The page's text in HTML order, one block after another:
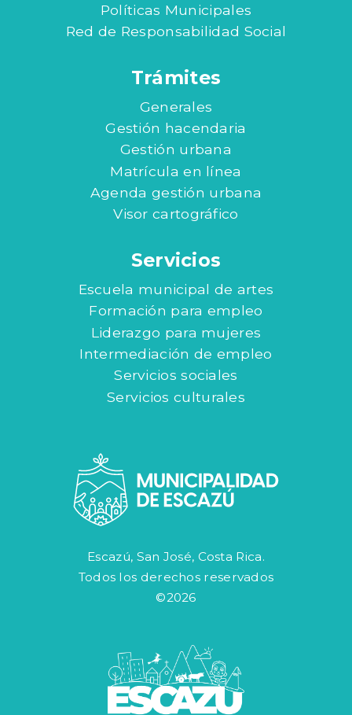
Políticas Municipales
Red de Responsabilidad Social
Trámites
Generales
Gestión hacendaria
Gestión urbana
Matrícula en línea
Agenda gestión urbana
Visor cartográfico
Servicios
Escuela municipal de artes
Formación para empleo
Liderazgo para mujeres
Intermediación de empleo
Servicios sociales
Servicios culturales
Escazú, San José, Costa Rica.
Todos los derechos reservados
©2026